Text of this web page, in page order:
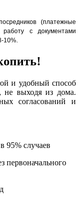
(платежные
с документами
10%.
и удобный способ
выходя из дома.
согласований и
95% случаев
первоначального